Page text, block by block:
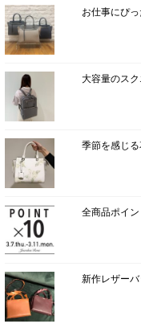
お仕事にぴ
大容量のス
季節を感じ
全商品ポイ
新作レザーバ